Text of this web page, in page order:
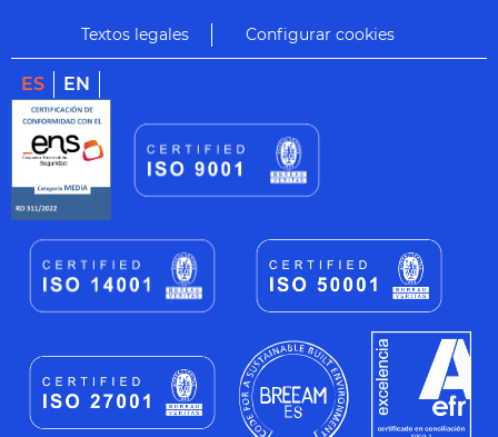
Textos legales Configurar cookies
ES EN